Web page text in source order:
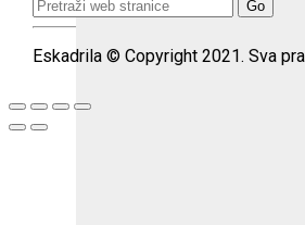
Search
for:
Eskadrila © Copyright 2021. Sva